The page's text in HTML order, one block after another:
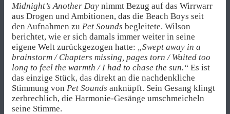
Midnight’s Another Day nimmt Bezug auf das Wirrwarr
aus Drogen und Ambitionen, das die Beach Boys seit
den Aufnahmen zu Pet Sounds begleitete. Wilson
berichtet, wie er sich damals immer weiter in seine
eigene Welt zurückgezogen hatte: „Swept away in a
brainstorm / Chapters missing, pages torn / Waited too
long to feel the warmth / I had to chase the sun.“ Es ist
das einzige Stück, das direkt an die nachdenkliche
Stimmung von Pet Sounds anknüpft. Sein Gesang klingt
zerbrechlich, die Harmonie-Gesänge umschmeicheln
seine Stimme.